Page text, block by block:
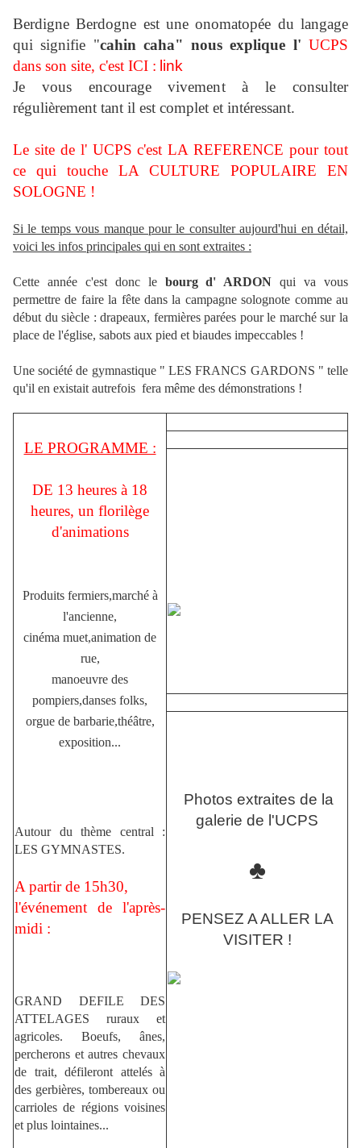
Berdigne Berdogne est une onomatopée du langage
qui signifie "cahin caha" nous explique l' UCPS
dans son site, c'est ICI : link
Je vous encourage vivement à le consulter
régulièrement tant il est complet et intéressant.
Le site de l' UCPS c'est LA REFERENCE pour tout
ce qui touche LA CULTURE POPULAIRE EN
SOLOGNE !
Si le temps vous manque pour le consulter aujourd'hui en détail,
voici les infos principales qui en sont extraites :
Cette année c'est donc le bourg d' ARDON qui va vous
permettre de faire la fête dans la campagne solognote comme au
début du siècle : drapeaux, fermières parées pour le marché sur la
place de l'église, sabots aux pied et biaudes impeccables !
Une société de gymnastique " LES FRANCS GARDONS " telle
qu'il en existait autrefois fera même des démonstrations !
LE PROGRAMME :
DE 13 heures à 18
heures, un florilège
d'animations
Produits fermiers,marché à
l'ancienne,
cinéma muet,animation de
rue,
manoeuvre des
pompiers,danses folks,
orgue de barbarie,théâtre,
exposition...
Autour du thème central :
LES GYMNASTES.
A partir de 15h30,
l'événement de l'après-
midi :
GRAND DEFILE DES
ATTELAGES ruraux et
agricoles. Boeufs, ânes,
percherons et autres chevaux
de trait, défileront attelés à
des gerbières, tombereaux ou
carrioles de régions voisines
et plus lointaines...
Photos extraites de la
galerie de l'UCPS
♣
PENSEZ A ALLER LA
VISITER !